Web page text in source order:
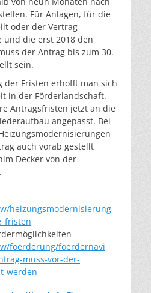
Für Anlagen, für die
oder der Vertrag
und die erst 2018 den
der Antrag bis zum 30.
sein.
der Fristen erhofft man sich
in der Förderlandschaft.
Antragsfristen jetzt an die
angepasst. Bei
auch vorab gestellt
Decker von der
heizungsmodernisierung_
foerderung/foerdernavi
muss-vor-der-
werden